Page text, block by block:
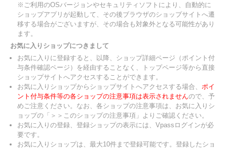
※ご利用のOSバージョンやセキュリティソフトにより、自動的に
ショップアプリが起動して、その後ブラウザのショップサイトへ遷
移する場合がございますが、その場合も対象外となる可能性があり
ます。
お気に入りショップにつきまして
お気に入りに登録すると、以降、ショップ詳細ページ（ポイント付
与条件確認ページ）を経由することなく、トップページ等から直接
ショップサイトへアクセスすることができます。
お気に入りショップからショップサイトへアクセスする場合、 ポイ
ント付与条件等の各ショップの注意事項は表示されませんので、予
めご注意ください。なお、各ショップの注意事項は、お気に入りシ
ョップの「＞＞このショップの注意事項」よりご確認ください。
お気に入りの登録、登録ショップの表示には、Vpassログインが必
要です。
お気に入りショップは、最大10件まで登録可能です。登録したショ